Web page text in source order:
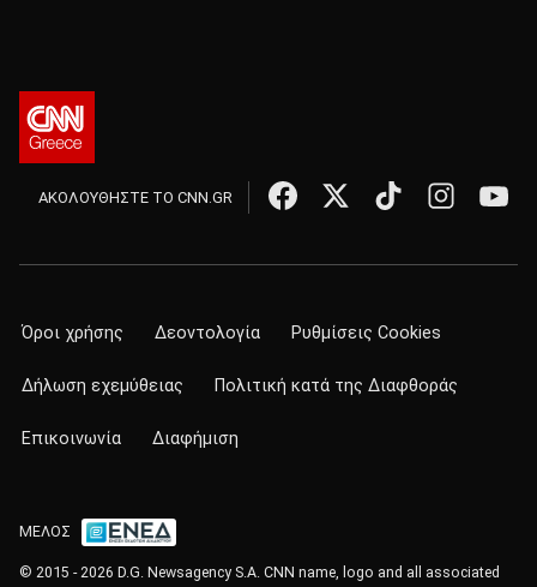
ΑΚΟΛΟΥΘΗΣΤΕ ΤΟ CNN.GR
Όροι χρήσης Δεοντολογία Ρυθμίσεις Cookies
Δήλωση εχεμύθειας Πολιτική κατά της Διαφθοράς
Επικοινωνία Διαφήμιση
ΜΕΛΟΣ
© 2015 - 2026 D.G. Newsagency S.A. CNN name, logo and all associated